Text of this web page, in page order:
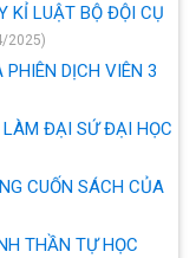
KỈ LUẬT BỘ ĐỘI CỤ
2025)
DỊCH VIÊN 3
LÀM ĐẠI SỨ ĐẠI HỌC
CUỐN SÁCH CỦA
THẦN TỰ HỌC